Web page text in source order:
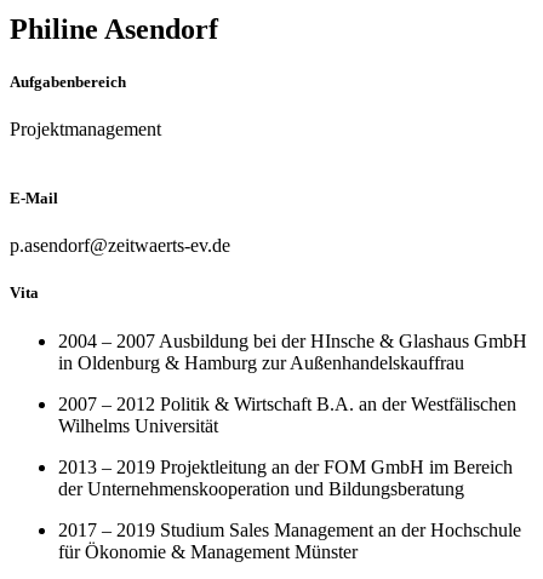
Philine Asendorf
Aufgabenbereich
Projektmanagement
E-Mail
p.asendorf@zeitwaerts-ev.de
Vita
2004 – 2007 Ausbildung bei der HInsche & Glashaus GmbH
in Oldenburg & Hamburg zur Außenhandelskauffrau
2007 – 2012 Politik & Wirtschaft B.A. an der Westfälischen
Wilhelms Universität
2013 – 2019 Projektleitung an der FOM GmbH im Bereich
der Unternehmenskooperation und Bildungsberatung
2017 – 2019 Studium Sales Management an der Hochschule
für Ökonomie & Management Münster